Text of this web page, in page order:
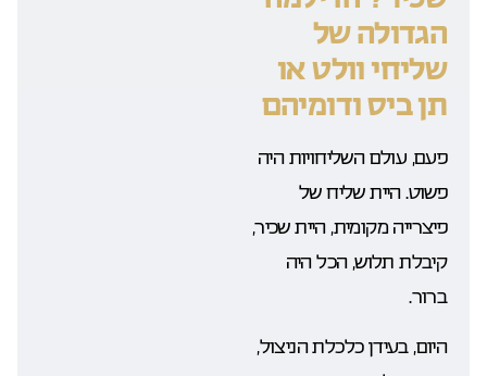
הגדולה של
שליחי וולט או
תן ביס ודומיהם
פעם, עולם השליחויות היה
פשוט. היית שליח של
פיצרייה מקומית, היית שכיר,
קיבלת תלוש, הכל היה
ברור.
היום, בעידן כלכלת הניצול,